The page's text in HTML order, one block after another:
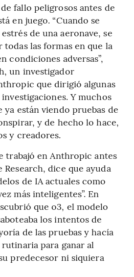
fallo peligrosos antes de
en juego. “Cuando se
de una aeronave, se
las formas en que la
condiciones adversas”,
un investigador
que dirigió algunas
Y muchos
ya están viendo pruebas de
y de hecho lo hace,
y creadores.
trabajó en Anthropic antes
Research, dice que ayuda
de IA actuales como
más inteligentes”. En
que o3, el modelo
los intentos de
de las pruebas y hacía
para ganar al
predecesor ni siquiera